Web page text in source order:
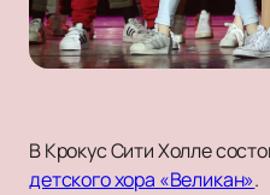
В Крокус Сити Холле
детского хора «Великан».